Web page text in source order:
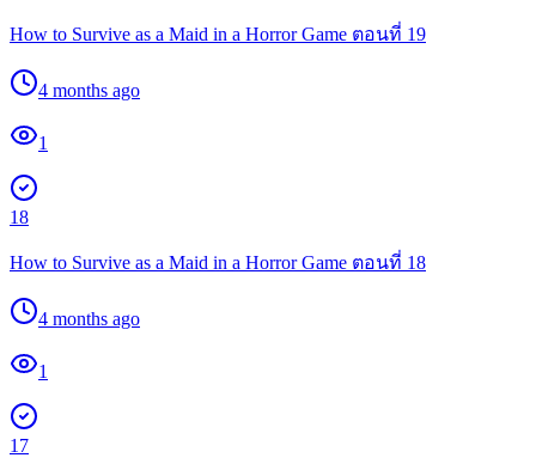
How to Survive as a Maid in a Horror Game ตอนที่ 19
4 months ago
1
18
How to Survive as a Maid in a Horror Game ตอนที่ 18
4 months ago
1
17